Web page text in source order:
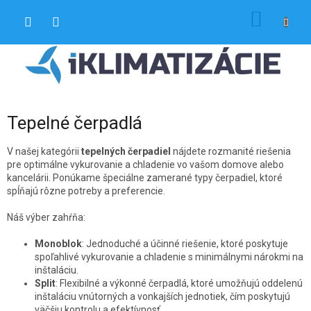
Tepelné čerpadlá
V našej kategórii tepelných čerpadiel nájdete rozmanité riešenia
pre optimálne vykurovanie a chladenie vo vašom domove alebo
kancelárii. Ponúkame špeciálne zamerané typy čerpadiel, ktoré
spĺňajú rôzne potreby a preferencie.
Náš výber zahŕňa:
Monoblok: Jednoduché a účinné riešenie, ktoré poskytuje
spoľahlivé vykurovanie a chladenie s minimálnymi nárokmi na
inštaláciu.
Split: Flexibilné a výkonné čerpadlá, ktoré umožňujú oddelenú
inštaláciu vnútorných a vonkajších jednotiek, čím poskytujú